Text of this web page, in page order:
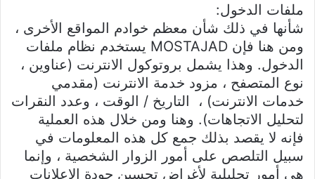
ملفات الدخول:
شأنها في ذلك شأن معظم خوادم المواقع الأخرى ،
ومن هنا فإن MOSTAJAD يستخدم نظام ملفات
الدخول. وهذا يشمل بروتوكول الانترنت (عناوين ،
نوع المتصفح ، مزود خدمة الانترنت (مقدمي
خدمات الانترنت) ، التاريخ / الوقت ، وعدد النقرات
لتحليل الاتجاهات). وهنا ومن خلال هذه العملية
فإنه لا يقصد بذلك جمع كل هذه المعلومات في
سبيل التلصص على أمور الزوار الشخصية ، وإنما
هي أمور تحليلية لأغراض تحسين جودة الإعلانات